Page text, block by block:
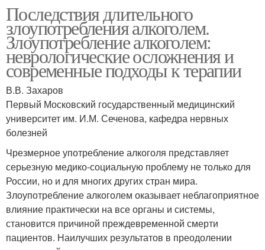
Последствия длительного
злоупотребления алкоголем.
Злоупотребление алкоголем:
неврологические осложнения и
современные подходы к терапии
В.В. Захаров
Первый Московский государственный медицинский
университет им. И.М. Сеченова, кафедра нервных
болезней
Чрезмерное употребление алкоголя представляет
серьезную медико-социальную проблему не только для
России, но и для многих других стран мира.
Злоупотребление алкоголем оказывает неблагоприятное
влияние практически на все органы и системы,
становится причиной преждевременной смерти
пациентов. Наилучших результатов в преодолении